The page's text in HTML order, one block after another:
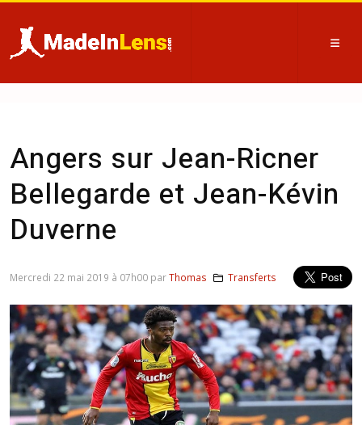
Angers sur Jean-Ricner
Bellegarde et Jean-Kévin
Duverne
Mercredi 22 mai 2019 à 07h00 parThomas Transferts